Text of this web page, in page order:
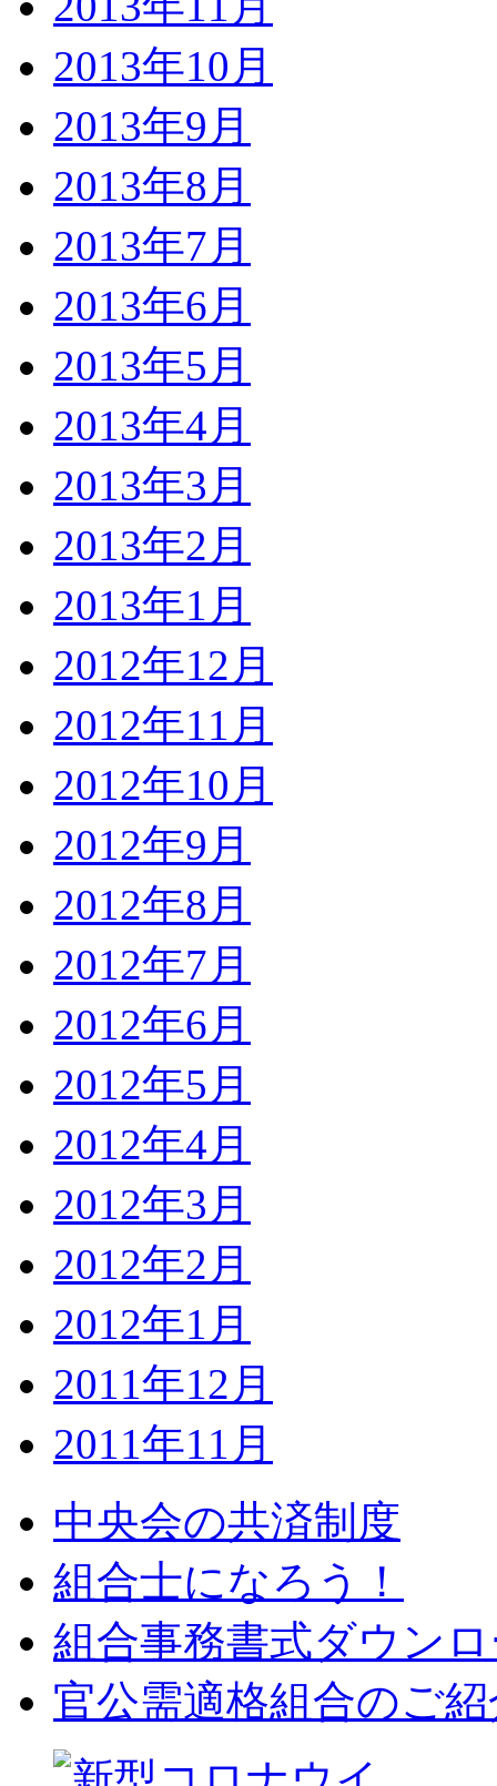
2013年10月
2013年9月
2013年8月
2013年7月
2013年6月
2013年5月
2013年4月
2013年3月
2013年2月
2013年1月
2012年12月
2012年11月
2012年10月
2012年9月
2012年8月
2012年7月
2012年6月
2012年5月
2012年4月
2012年3月
2012年2月
2012年1月
2011年12月
2011年11月
中央会の共済制度
組合士になろう！
組合事務書式ダウン
官公需適格組合のご